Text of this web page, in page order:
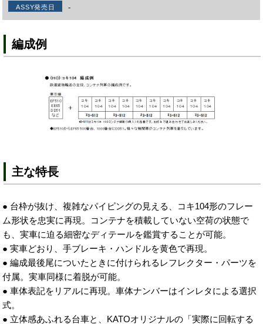
ASSY発売日 -
編成例
主な特長
● 台枠が抜け、複雑なパイピングの見える、コキ104形のフレー
ム形状を忠実に再現。コンテナを積載していない空荷の状態で
も、実車に迫る細密なディテールを鑑賞することが可能。
● 実車どおり、手ブレーキ・ハンドルを黄色で再現。
● 編成最後尾についたときに付けられるレフレクター・パーツを
付属。実車同様に着脱が可能。
● 車体表記をリアルに再現。車体ナンバーはインレタによる選択
式。
● 立体感あふれる台車と、KATOオリジナルの「実際に回転する